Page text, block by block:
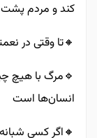
کند و مردم پشت
🔸️تا وقتی در
🔹️مرگ با هیچ
انسان‌ها است
🔸️اگر کسی